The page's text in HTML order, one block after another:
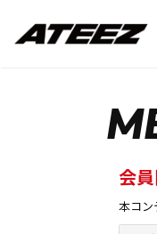
会
本コン